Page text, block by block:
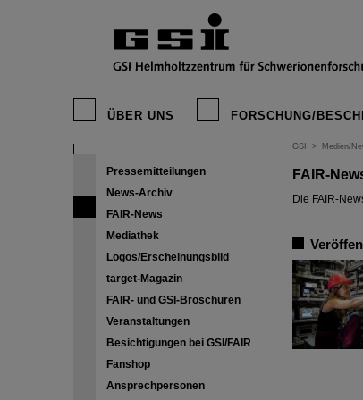
ÜBER UNS FORSCHUNG/
Pressemitteilungen
News-Archiv
FAIR-News
Mediathek
Logos/Erscheinungsbild
target-Magazin
FAIR- und GSI-Broschüren
Veranstaltungen
Besichtigungen bei GSI/FAIR
Fanshop
Ansprechpersonen
GSI > Medien/
FAIR-
Die FAIR-